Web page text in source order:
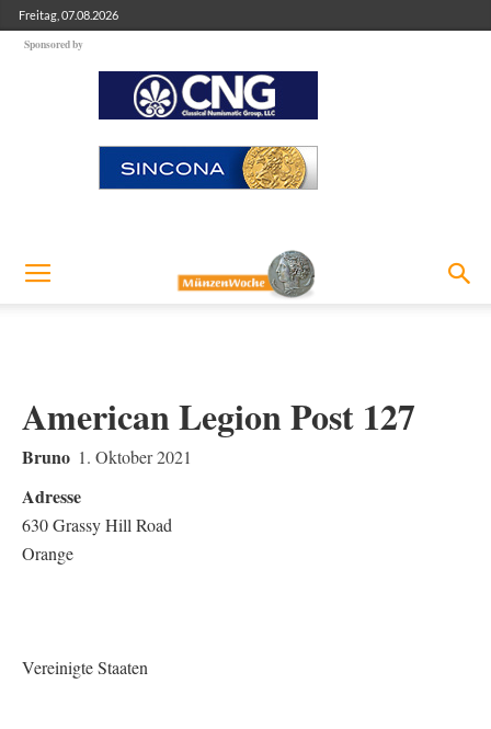
Freitag, 07.08.2026
Sponsored by
American Legion Post 127
Bruno 1. Oktober 2021
Adresse
630 Grassy Hill Road
Orange
Vereinigte Staaten